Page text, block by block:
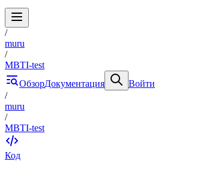
/
muru
/
MBTI-test
ОбзорДокументация
Войти
/
muru
/
MBTI-test
Код